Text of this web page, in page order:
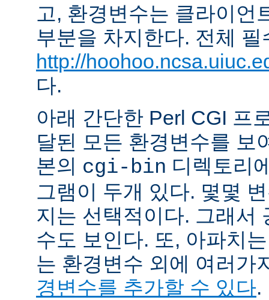
고, 환경변수는 클라이언
부분을 차지한다. 전체
http://
다.
아래 간단한 Perl CGI 프
달된 모든 환경변수를 보
본의 cgi-bin 디렉토리
그램이 두개 있다. 몇몇
지는 선택적이다. 그래서
수도 보인다. 또, 아파치
는 환경변수 외에 여러가
경변수를 추가할 수 있다.